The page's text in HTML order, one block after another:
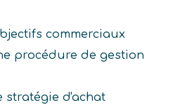
commerciaux
procédure de gestion
stratégie d'achat